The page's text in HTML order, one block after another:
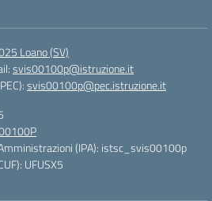
Loano (SV)
svis00100p@istruzione.it
svis00100p@pec.istruzione.it
(IPA): istsc_svis00100p
UFUSX5